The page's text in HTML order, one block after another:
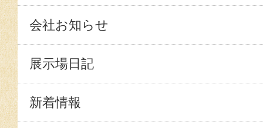
会社お知らせ
展示場日記
新着情報